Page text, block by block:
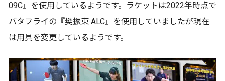
09C』を使用しているようです。ラケットは2022年時点で
バタフライの『樊振東 ALC』を使用していましたが現在
は用具を変更しているようです。